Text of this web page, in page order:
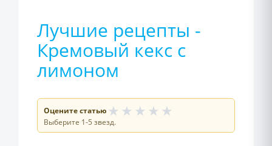
Лучшие рецепты -
Кремовый кекс с
лимоном
Оцените статью ★ ★ ★ ★ ★
Выберите 1-5 звезд.